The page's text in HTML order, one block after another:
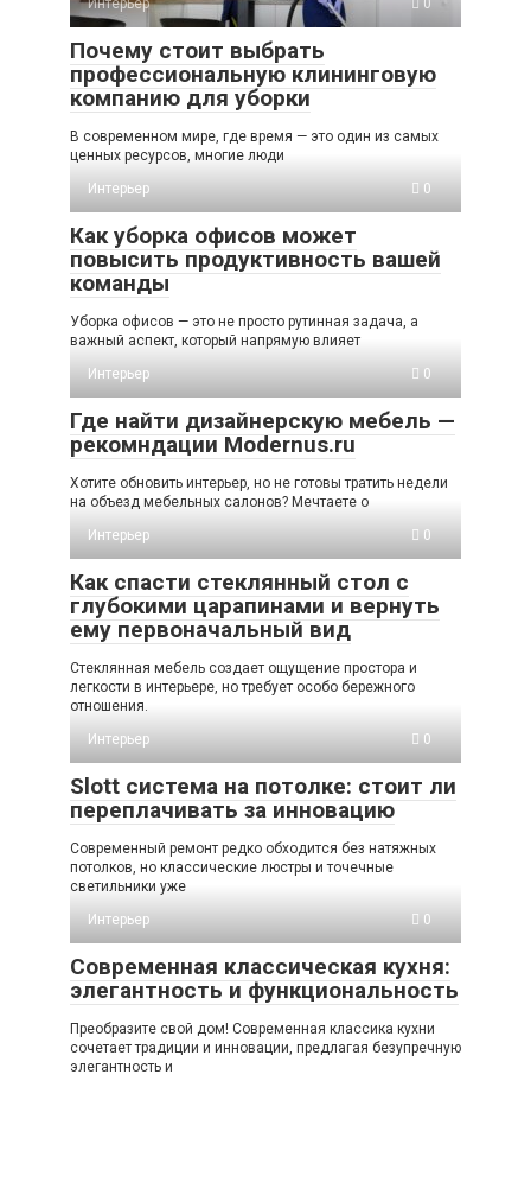
Интерьер 0
Почему стоит выбрать
профессиональную клининговую
компанию для уборки
В современном мире, где время — это один из самых
ценных ресурсов, многие люди
Интерьер
0
Как уборка офисов может
повысить продуктивность вашей
команды
Уборка офисов — это не просто рутинная задача, а
важный аспект, который напрямую влияет
Интерьер
0
Где найти дизайнерскую мебель —
рекомндации Modernus.ru
Хотите обновить интерьер, но не готовы тратить недели
на объезд мебельных салонов? Мечтаете о
Интерьер
0
Как спасти стеклянный стол с
глубокими царапинами и вернуть
ему первоначальный вид
Стеклянная мебель создает ощущение простора и
легкости в интерьере, но требует особо бережного
отношения.
Интерьер
0
Slott система на потолке: стоит ли
переплачивать за инновацию
Современный ремонт редко обходится без натяжных
потолков, но классические люстры и точечные
светильники уже
Интерьер
0
Современная классическая кухня:
элегантность и функциональность
Преобразите свой дом! Современная классика кухни
сочетает традиции и инновации, предлагая безупречную
элегантность и